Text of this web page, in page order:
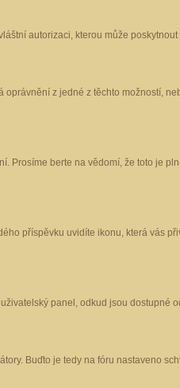
autorizaci, kterou může
z jedné z těchto možností,
berte na vědomí, že toto je
příspěvku uvidíte ikonu, která vás
panel, odkud jsou dostupné
Buďto je tedy na fóru nastaveno